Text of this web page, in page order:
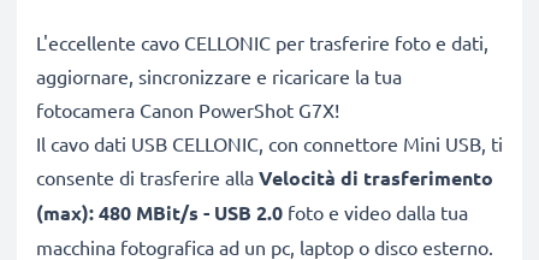
L'eccellente cavo CELLONIC per trasferire foto e dati,
aggiornare, sincronizzare e ricaricare la tua
fotocamera Canon PowerShot G7X!
Il cavo dati USB CELLONIC, con connettore Mini USB, ti
consente di trasferire alla Velocità di trasferimento
(max): 480 MBit/s - USB 2.0 foto e video dalla tua
macchina fotografica ad un pc, laptop o disco esterno.